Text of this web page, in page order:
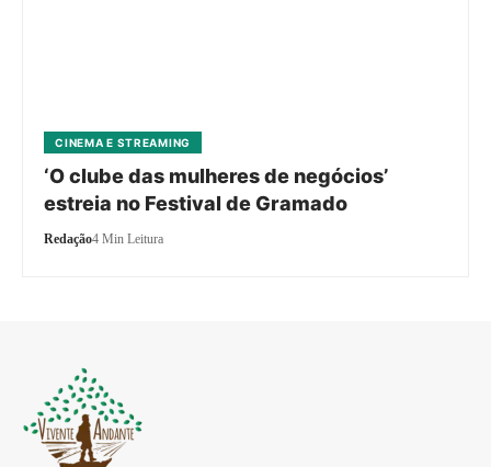
CINEMA E STREAMING
‘O clube das mulheres de negócios’
estreia no Festival de Gramado
Redação4 Min Leitura